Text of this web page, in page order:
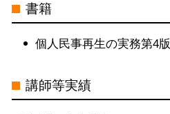
書籍
個人民事再生の実務第4版
講師等実績